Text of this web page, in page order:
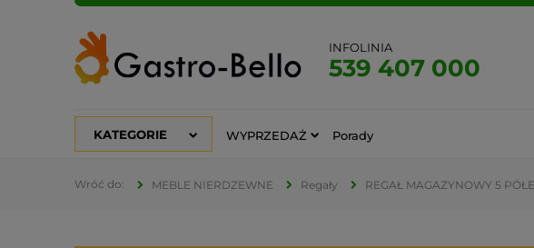
INFOLINIA
539 407 000
KATEGORIE WYPRZEDAŻ Porady
MEBLE NIERDZEWNE Regały REGAŁ MAGAZYNOWY 5